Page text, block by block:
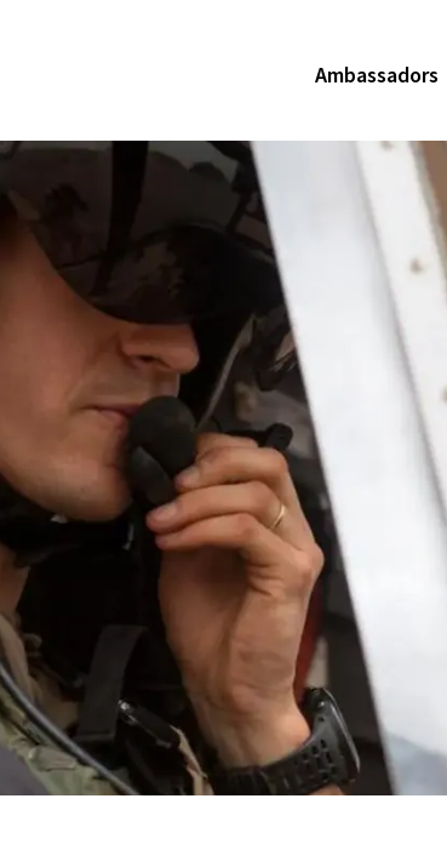
Ambassadors